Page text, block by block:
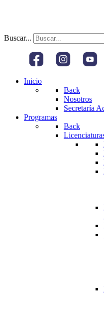
Buscar...
Inicio
Back
Nosotros
Secretaría
Programas
Back